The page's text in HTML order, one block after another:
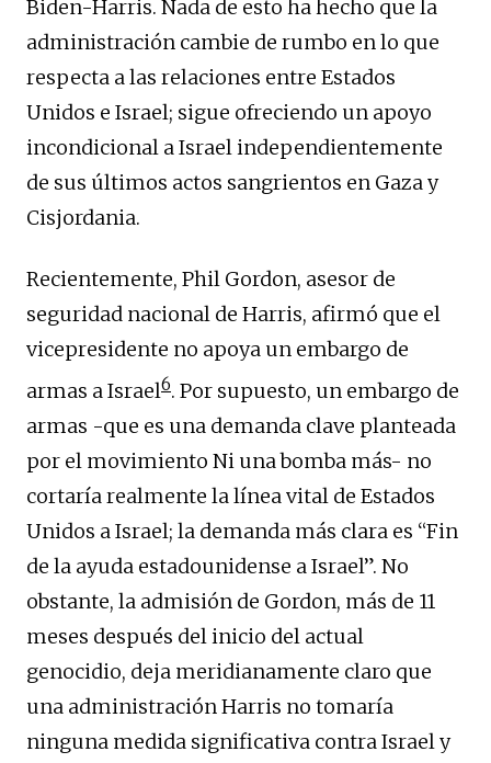
Biden-Harris. Nada de esto ha hecho que la
administración cambie de rumbo en lo que
respecta a las relaciones entre Estados
Unidos e Israel; sigue ofreciendo un apoyo
incondicional a Israel independientemente
de sus últimos actos sangrientos en Gaza y
Cisjordania.
Recientemente, Phil Gordon, asesor de
seguridad nacional de Harris, afirmó que el
vicepresidente no apoya un embargo de
armas a Israel6. Por supuesto, un embargo de
armas -que es una demanda clave planteada
por el movimiento Ni una bomba más- no
cortaría realmente la línea vital de Estados
Unidos a Israel; la demanda más clara es “Fin
de la ayuda estadounidense a Israel”. No
obstante, la admisión de Gordon, más de 11
meses después del inicio del actual
genocidio, deja meridianamente claro que
una administración Harris no tomaría
ninguna medida significativa contra Israel y